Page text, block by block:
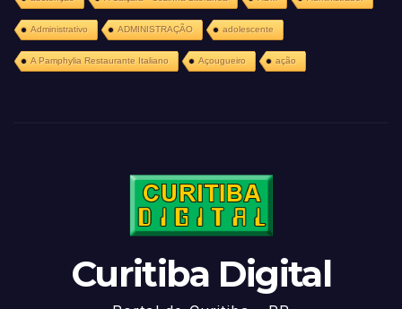
Administrativo ADMINISTRAÇÃO adolescente
A Pamphylia Restaurante Italiano Açougueiro ação
Curitiba Digital